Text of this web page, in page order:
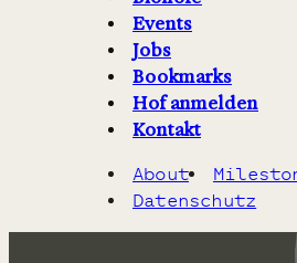
Events
Jobs
Bookmarks
Hof anmelden
Kontakt
About
Datenschutz